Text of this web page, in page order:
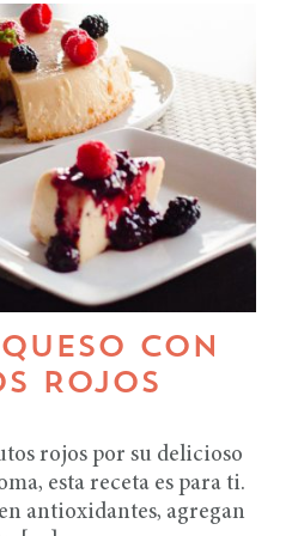
CON
ROJOS
rojos por su delicioso
esta receta es para ti.
antioxidantes, agregan